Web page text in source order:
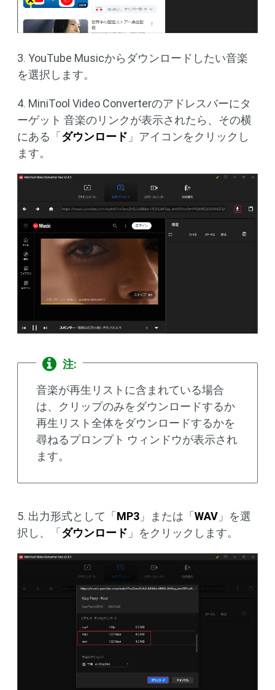
3. YouTube Musicからダウンロードしたい音楽
を選択します。
4. MiniTool Video Converterのアドレスバーにタ
ーゲット 音楽のリンクが表示されたら、その横
にある「ダウンロード 」アイコンをクリックし
ます。
注:
音楽が再生リストに含まれている場合
は、クリップのみをダウンロードするか
再生リスト全体をダウンロードするかを
尋ねるプロンプト ウィンドウが表示され
ます。
5. 出力形式として「 MP3 」または「 WAV 」を選
択し、「 ダウンロード 」をクリックします。